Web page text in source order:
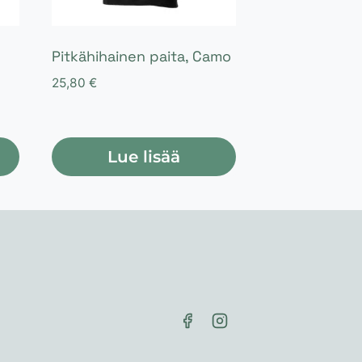
Pitkähihainen paita, Camo
25,80 €
Lue lisää